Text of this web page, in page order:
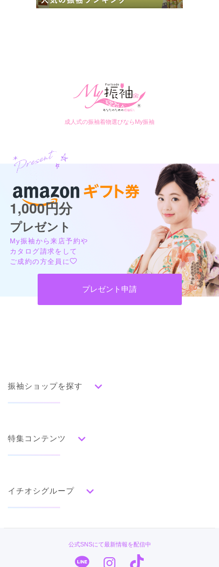
成人式の振袖着物選びならMy振袖
1,000円分
プレゼント
My振袖から来店予約や
カタログ請求をして
ご成約の方全員に
プレゼント申請
振袖ショップを探す
みんなの振袖ランキングトップ
色別ランキング
グレー
黒 白
エレガント キュート クール
口コミから探す
特集コンテンツ
ママ振特集
個性的振袖コーディネート特集
成人式レポート
振袖ブランド特集
イチオシグループ
公式SNSにて最新情報を配信中